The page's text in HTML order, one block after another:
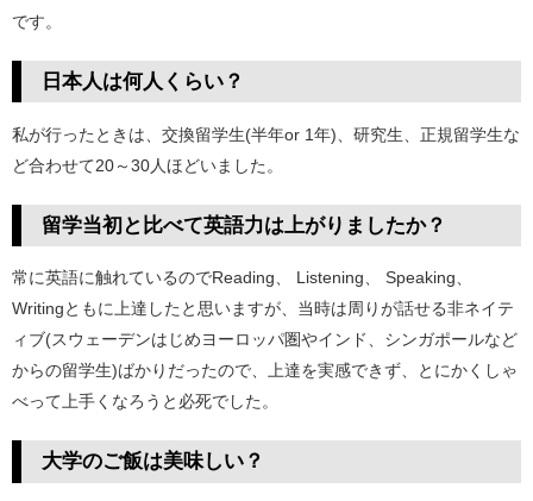
です。
日本人は何人くらい？
私が行ったときは、交換留学生(半年or 1年)、研究生、正規留学生な
ど合わせて20～30人ほどいました。
留学当初と比べて英語力は上がりましたか？
常に英語に触れているのでReading、 Listening、 Speaking、
Writingともに上達したと思いますが、当時は周りが話せる非ネイテ
ィブ(スウェーデンはじめヨーロッパ圏やインド、シンガポールなど
からの留学生)ばかりだったので、上達を実感できず、とにかくしゃ
べって上手くなろうと必死でした。
大学のご飯は美味しい？